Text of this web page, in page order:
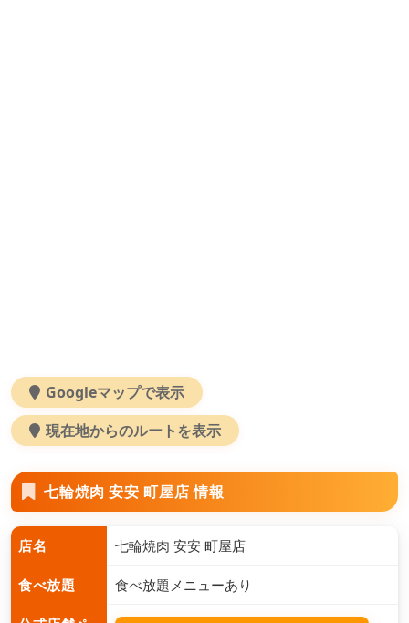
Googleマップで表示
現在地からのルートを表示
七輪焼肉 安安 町屋店 情報
店名 七輪焼肉 安安 町屋店
食べ放題 食べ放題メニューあり